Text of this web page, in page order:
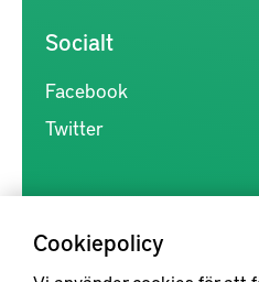
Cookiepolicy
Socialt
Facebook
Twitter